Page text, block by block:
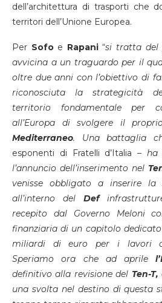
dell’architettura di trasporti che
territori dell’Unione Europea.
Per Sofoe Rapani“si tratta del
avvicina a un traguardo per il
oltre due anni con l’obiettivo di
riconosciuta la strategicità
territorio fondamentale per
all’Europa di svolgere il
Mediterraneo. Una battaglia
esponenti di Fratelli d’Italia – ha
l’annuncio dell’inserimento nel
venisse obbligato a inserire la
all’interno del Def
recepito dal Governo Meloni
finanziaria di un capitolo
miliardi di euro per i lavori di
Speriamo ora che ad aprile
definitivo alla revisione del Ten-T,
una svolta nel destino di questa